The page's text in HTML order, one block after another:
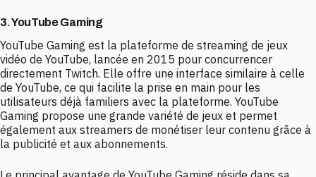
3. YouTube Gaming
YouTube Gaming est la plateforme de streaming de jeux
vidéo de YouTube, lancée en 2015 pour concurrencer
directement Twitch. Elle offre une interface similaire à celle
de YouTube, ce qui facilite la prise en main pour les
utilisateurs déjà familiers avec la plateforme. YouTube
Gaming propose une grande variété de jeux et permet
également aux streamers de monétiser leur contenu grâce à
la publicité et aux abonnements.